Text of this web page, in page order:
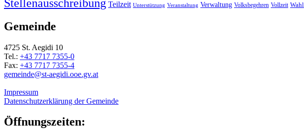
Stellenausschreibung Teilzeit Unterstützung Veranstaltung Verwaltung Volksbegehren Vollzeit Wahl
Gemeinde
4725 St. Aegidi 10
Tel.: +43 7717 7355-0
Fax: +43 7717 7355-4
gemeinde@st-aegidi.ooe.gv.at
Impressum
Datenschutzerklärung der Gemeinde
Öffnungszeiten: